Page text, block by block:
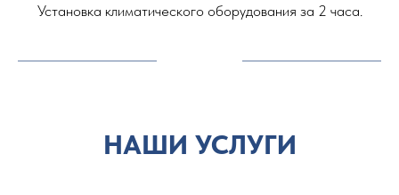
Установка климатического оборудования за 2 часа.
НАШИ УСЛУГИ